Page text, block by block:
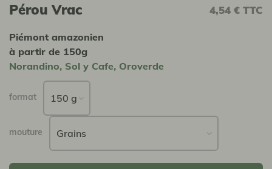
Pérou Vrac
Piémont amazonien
à partir de 150g
Norandino, Sol y Cafe, Oroverde
format
mouture
4,54 € TTC